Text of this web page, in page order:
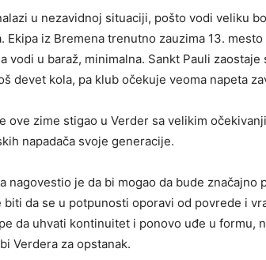
u nezavidnoj situaciji, pošto vodi veliku
Ekipa iz Bremena trenutno zauzima 13.
vodi u baraž, minimalna. Sankt Pauli
devet kola, pa klub očekuje veoma napeta
ove zime stigao u Verder sa velikim
napadača svoje generacije.
nagovestio je da bi mogao da bude značajno
biti da se u potpunosti oporavi od povrede i
da uhvati kontinuitet i ponovo uđe u formu,
Verdera za opstanak.